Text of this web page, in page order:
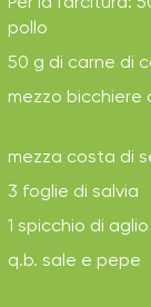
pollo
50 g di carne di
mezzo bicchiere
mezza costa di
3 foglie di salvia
1 spicchio di
q.b. sale e pepe